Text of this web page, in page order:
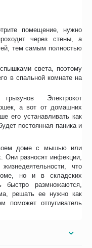
помещение, нужно
через стены, а
тем самым полностью
света, поэтому
в спальной комнате на
грызунов Электрокот
а вот от домашних
его устанавливать как
постоянная паника и
доме с мышью или
Они разносят инфекции,
что
но и в складских
размножаются,
решать ее нужно как
поможет отпугиватель